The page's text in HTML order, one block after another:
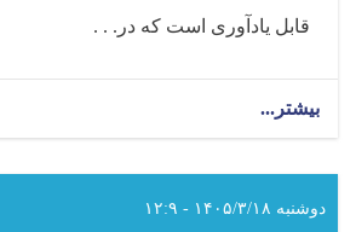
قابل یادآوری است که در. . .
بیشتر...
گذشته
در
دوشنبه ۱۴۰۵/۳/۱۸ - ۱۲:۹